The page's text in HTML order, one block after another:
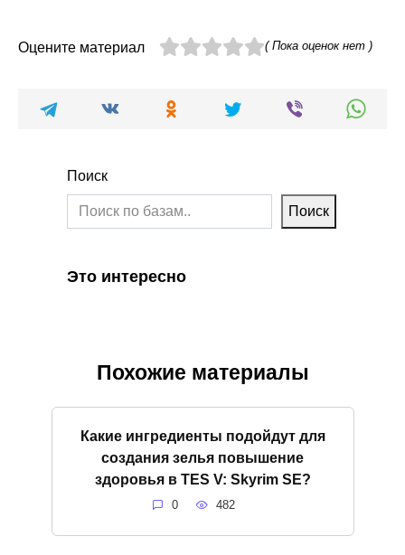
Оцените материал ( Пока оценок нет )
Поиск
Поиск
Это интересно
Похожие материалы
Какие ингредиенты подойдут для
создания зелья повышение
здоровья в TES V: Skyrim SE?
0 482